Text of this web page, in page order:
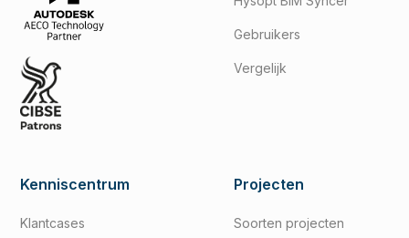
Gebruikers
Vergelijk
Kenniscentrum
Klantcases
Projecten
Soorten projecten